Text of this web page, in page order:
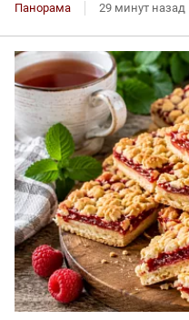
Панорама 29 минут назад